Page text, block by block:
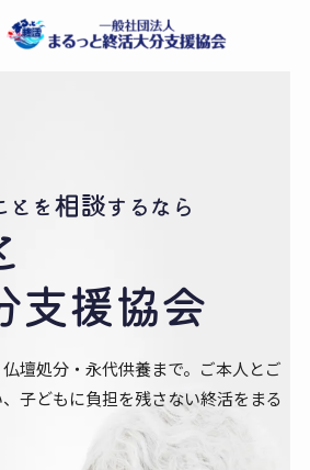
とを相談するなら
支援協会
壇処分・永代供養まで。 ご本人とご
子どもに負担を残さない終活をまる